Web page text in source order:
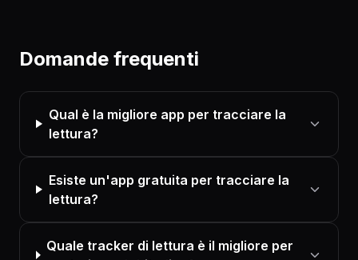
Domande frequenti
Qual è la migliore app per tracciare la
lettura?
Esiste un'app gratuita per tracciare la
lettura?
Quale tracker di lettura è il migliore per